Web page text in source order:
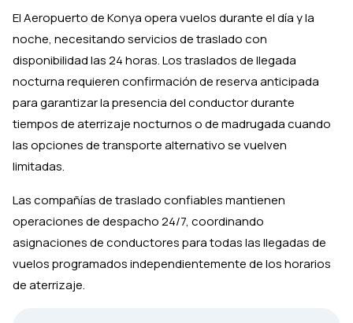
El Aeropuerto de Konya opera vuelos durante el día y la
noche, necesitando servicios de traslado con
disponibilidad las 24 horas. Los traslados de llegada
nocturna requieren confirmación de reserva anticipada
para garantizar la presencia del conductor durante
tiempos de aterrizaje nocturnos o de madrugada cuando
las opciones de transporte alternativo se vuelven
limitadas.
Las compañías de traslado confiables mantienen
operaciones de despacho 24/7, coordinando
asignaciones de conductores para todas las llegadas de
vuelos programados independientemente de los horarios
de aterrizaje.